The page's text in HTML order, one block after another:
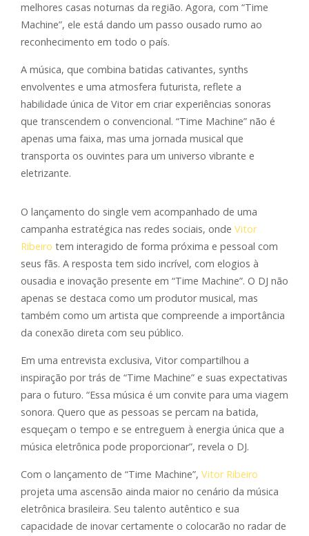
melhores casas noturnas da região. Agora, com “Time
Machine”, ele está dando um passo ousado rumo ao
reconhecimento em todo o país.
A música, que combina batidas cativantes, synths
envolventes e uma atmosfera futurista, reflete a
habilidade única de Vitor em criar experiências sonoras
que transcendem o convencional. “Time Machine” não é
apenas uma faixa, mas uma jornada musical que
transporta os ouvintes para um universo vibrante e
eletrizante.
O lançamento do single vem acompanhado de uma
campanha estratégica nas redes sociais, onde Vitor
Ribeiro tem interagido de forma próxima e pessoal com
seus fãs. A resposta tem sido incrível, com elogios à
ousadia e inovação presente em “Time Machine”. O DJ não
apenas se destaca como um produtor musical, mas
também como um artista que compreende a importância
da conexão direta com seu público.
Em uma entrevista exclusiva, Vitor compartilhou a
inspiração por trás de “Time Machine” e suas expectativas
para o futuro. “Essa música é um convite para uma viagem
sonora. Quero que as pessoas se percam na batida,
esqueçam o tempo e se entreguem à energia única que a
música eletrônica pode proporcionar”, revela o DJ.
Com o lançamento de “Time Machine”, Vitor Ribeiro
projeta uma ascensão ainda maior no cenário da música
eletrônica brasileira. Seu talento autêntico e sua
capacidade de inovar certamente o colocarão no radar de